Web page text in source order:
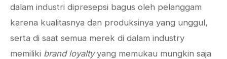
dalam industri dipresepsi bagus oleh pelanggam
karena kualitasnya dan produksinya yang unggul,
serta di saat semua merek di dalam industry
memiliki brand loyaltyyang memukau mungkin saja